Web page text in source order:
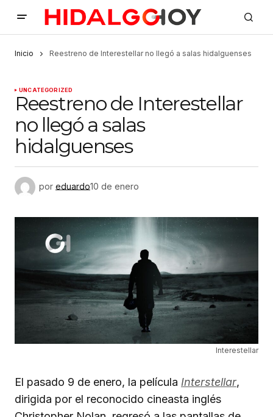
Inicio Reestreno de Interestellar no llegó a salas hidalguenses
UNCATEGORIZED
Reestreno de Interestellar
no llegó a salas
hidalguenses
por eduardo10 de enero
Interestellar
El pasado 9 de enero, la película Interstellar,
dirigida por el reconocido cineasta inglés